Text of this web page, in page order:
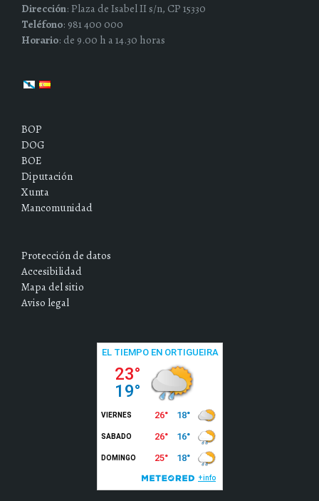
Dirección: Plaza de Isabel II s/n, CP 15330
Teléfono: 981 400 000
Horario: de 9.00 h a 14.30 horas
BOP
DOG
BOE
Diputación
Xunta
Mancomunidad
Protección de datos
Accesibilidad
Mapa del sitio
Aviso legal